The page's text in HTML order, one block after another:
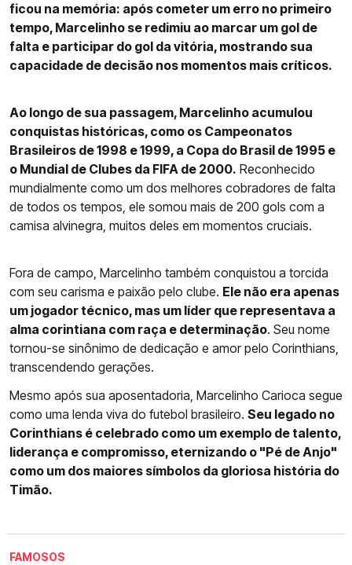
ficou na memória: após cometer um erro no primeiro
tempo, Marcelinho se redimiu ao marcar um gol de
falta e participar do gol da vitória, mostrando sua
capacidade de decisão nos momentos mais críticos.
Ao longo de sua passagem, Marcelinho acumulou
conquistas históricas, como os Campeonatos
Brasileiros de 1998 e 1999, a Copa do Brasil de 1995 e
o Mundial de Clubes da FIFA de 2000. Reconhecido
mundialmente como um dos melhores cobradores de falta
de todos os tempos, ele somou mais de 200 gols com a
camisa alvinegra, muitos deles em momentos cruciais.
Fora de campo, Marcelinho também conquistou a torcida
com seu carisma e paixão pelo clube. Ele não era apenas
um jogador técnico, mas um líder que representava a
alma corintiana com raça e determinação. Seu nome
tornou-se sinônimo de dedicação e amor pelo Corinthians,
transcendendo gerações.
Mesmo após sua aposentadoria, Marcelinho Carioca segue
como uma lenda viva do futebol brasileiro. Seu legado no
Corinthians é celebrado como um exemplo de talento,
liderança e compromisso, eternizando o "Pé de Anjo"
como um dos maiores símbolos da gloriosa história do
Timão.
FAMOSOS